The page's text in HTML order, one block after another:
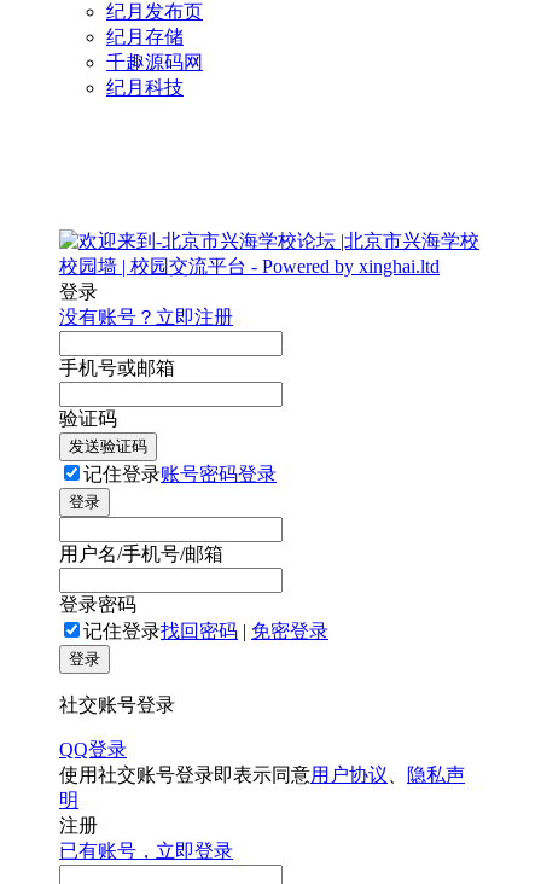
纪月发布页
纪月存储
千趣源码网
纪月科技
登录
没有账号？立即注册
手机号或邮箱
验证码
发送验证码
记住登录账号密码登录
登录
用户名/手机号/邮箱
登录密码
记住登录找回密码 | 免密登录
登录
社交账号登录
QQ登录
使用社交账号登录即表示同意用户协议
隐私声
明
注册
已有账号，立即登录